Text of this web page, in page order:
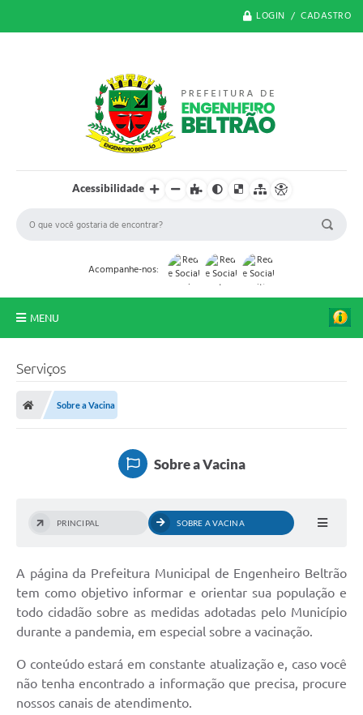
LOGIN / CADASTRO
Acessibilidade
Acompanhe-nos:
MENU
Legislação
Ouvidoria
Secretarias
A Prefeitura
Galeria de Fotos
Serviços
Sobre a Vacina
Sobre a Vacina
PRINCIPAL SOBRE A VACINA
A página da Prefeitura Municipal de Engenheiro Beltrão
tem como objetivo informar e orientar sua população e
todo cidadão sobre as medidas adotadas pelo Município
durante a pandemia, em especial sobre a vacinação.
O conteúdo estará em constante atualização e, caso você
não tenha encontrado a informação que precisa, procure
nossos canais de atendimento.